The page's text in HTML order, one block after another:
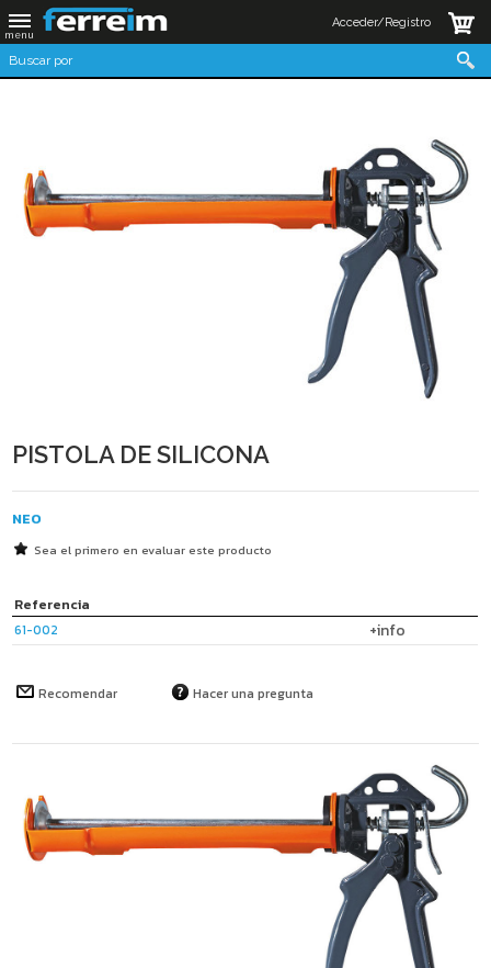
Acceder/Registro
PISTOLA DE SILICONA
NEO
Sea el primero en evaluar este producto
Referencia
61-002 +info
Recomendar Hacer una pregunta